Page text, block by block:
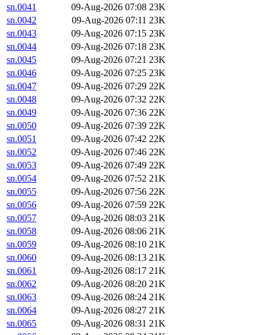
sn.0041
09-Aug-2026 07:08 23K
sn.0042
09-Aug-2026 07:11 23K
sn.0043
09-Aug-2026 07:15 23K
sn.0044
09-Aug-2026 07:18 23K
sn.0045
09-Aug-2026 07:21 23K
sn.0046
09-Aug-2026 07:25 23K
sn.0047
09-Aug-2026 07:29 22K
sn.0048
09-Aug-2026 07:32 22K
sn.0049
09-Aug-2026 07:36 22K
sn.0050
09-Aug-2026 07:39 22K
sn.0051
09-Aug-2026 07:42 22K
sn.0052
09-Aug-2026 07:46 22K
sn.0053
09-Aug-2026 07:49 22K
sn.0054
09-Aug-2026 07:52 21K
sn.0055
09-Aug-2026 07:56 22K
sn.0056
09-Aug-2026 07:59 22K
sn.0057
09-Aug-2026 08:03 21K
sn.0058
09-Aug-2026 08:06 21K
sn.0059
09-Aug-2026 08:10 21K
sn.0060
09-Aug-2026 08:13 21K
sn.0061
09-Aug-2026 08:17 21K
sn.0062
09-Aug-2026 08:20 21K
sn.0063
09-Aug-2026 08:24 21K
sn.0064
09-Aug-2026 08:27 21K
sn.0065
09-Aug-2026 08:31 21K